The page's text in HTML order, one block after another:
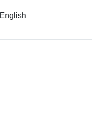
English